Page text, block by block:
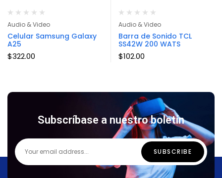
Audio & Video
Celular Samsung Galaxy
A25
$322.00
Audio & Video
Barra de Sonido TCL
SS42W 200 WATS
$102.00
Subscríbase a nuestro boletín